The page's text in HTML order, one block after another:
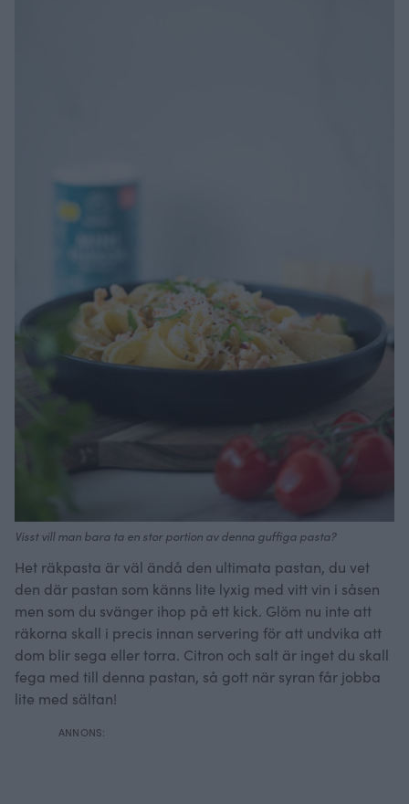
Visst vill man bara ta en stor portion av denna guffiga pasta?
Het räkpasta är väl ändå den ultimata pastan, du vet
den där pastan som känns lite lyxig med vitt vin i såsen
men som du svänger ihop på ett kick. Glöm nu inte att
räkorna skall i precis innan servering för att undvika att
dom blir sega eller torra. Citron och salt är inget du skall
fega med till denna pastan, så gott när syran får jobba
lite med sältan!